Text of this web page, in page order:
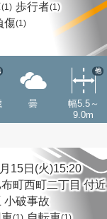
(1) 歩行者(1)
傷(1)
曇
幅5.5～
9.0m
他
15日(火)15:20
布町西町二丁目 付近
小破事故